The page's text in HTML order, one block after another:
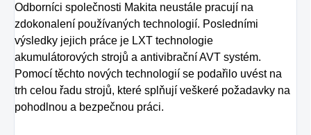
Odborníci společnosti Makita neustále pracují na
zdokonalení používaných technologií. Posledními
výsledky jejich práce je LXT technologie
akumulátorových strojů a antivibrační AVT systém.
Pomocí těchto nových technologií se podařilo uvést na
trh celou řadu strojů, které splňují veškeré požadavky na
pohodlnou a bezpečnou práci.